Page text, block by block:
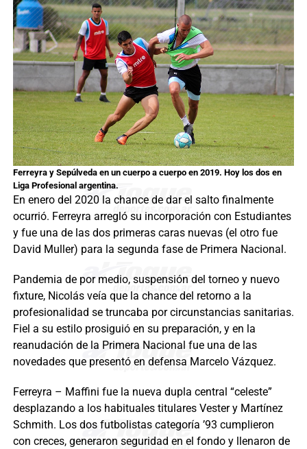
Ferreyra y Sepúlveda en un cuerpo a cuerpo en 2019. Hoy los dos en
Liga Profesional argentina.
En enero del 2020 la chance de dar el salto finalmente
ocurrió. Ferreyra arregló su incorporación con Estudiantes
y fue una de las dos primeras caras nuevas (el otro fue
David Muller) para la segunda fase de Primera Nacional.
Pandemia de por medio, suspensión del torneo y nuevo
fixture, Nicolás veía que la chance del retorno a la
profesionalidad se truncaba por circunstancias sanitarias.
Fiel a su estilo prosiguió en su preparación, y en la
reanudación de la Primera Nacional fue una de las
novedades que presentó en defensa Marcelo Vázquez.
Ferreyra – Maffini fue la nueva dupla central “celeste”
desplazando a los habituales titulares Vester y Martínez
Schmith. Los dos futbolistas categoría ’93 cumplieron
con creces, generaron seguridad en el fondo y llenaron de